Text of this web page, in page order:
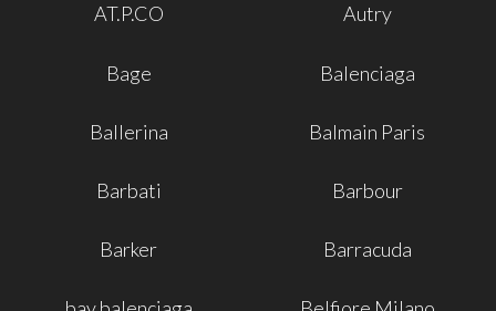
AT.P.CO Autry
Bage Balenciaga
Ballerina Balmain Paris
Barbati Barbour
Barker Barracuda